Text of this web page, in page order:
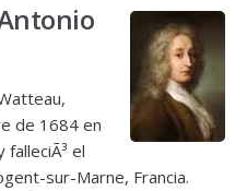
de 1684 en
falleciÃ³ el
sur-Marne, Francia.